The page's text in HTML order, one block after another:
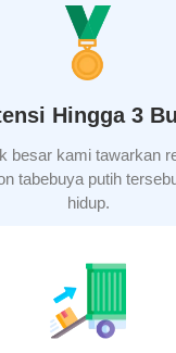
Hingga 3
besar kami tawarkan
tabebuya putih
hidup.